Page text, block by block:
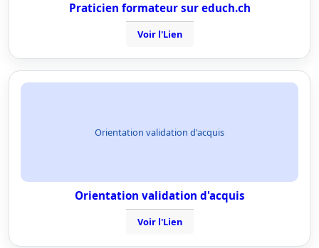
Praticien formateur sur educh.ch
Voir l'Lien
Orientation validation d'acquis
Orientation validation d'acquis
Voir l'Lien